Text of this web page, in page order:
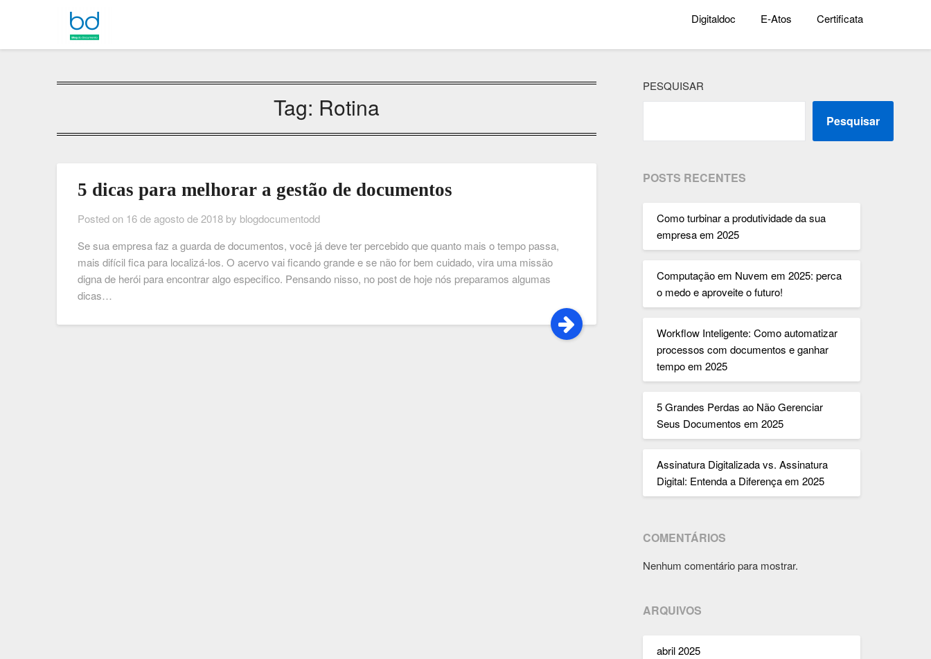
Digitaldoc E-Atos Certificata
Tag: Rotina
5 dicas para melhorar a gestão de documentos
Posted on 16 de agosto de 2018 by blogdocumentodd
Se sua empresa faz a guarda de documentos, você já deve ter percebido que quanto mais o tempo passa,
mais difícil fica para localizá-los. O acervo vai ficando grande e se não for bem cuidado, vira uma missão
digna de herói para encontrar algo especifico. Pensando nisso, no post de hoje nós preparamos algumas
dicas…
PESQUISAR
Pesquisar
POSTS RECENTES
Como turbinar a produtividade da sua
empresa em 2025
Computação em Nuvem em 2025: perca
o medo e aproveite o futuro!
Workflow Inteligente: Como automatizar
processos com documentos e ganhar
tempo em 2025
5 Grandes Perdas ao Não Gerenciar
Seus Documentos em 2025
Assinatura Digitalizada vs. Assinatura
Digital: Entenda a Diferença em 2025
COMENTÁRIOS
Nenhum comentário para mostrar.
ARQUIVOS
abril 2025